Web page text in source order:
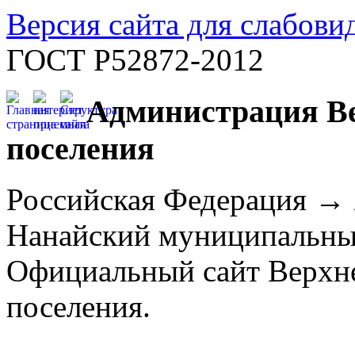
Версия сайта для
ГОСТ Р52872-2012
Администрация
поселения
Российская Федерация
Нанайский
Официальный сайт
поселения.